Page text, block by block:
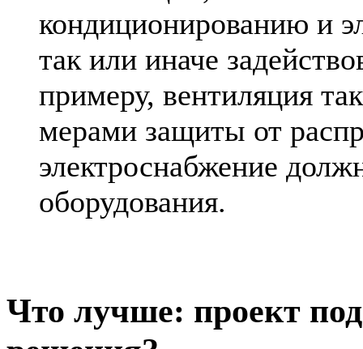
кондиционированию и
так или иначе
примеру, вентиляция
мерами защиты от
электроснабжение
оборудования.
Что лучше: проект